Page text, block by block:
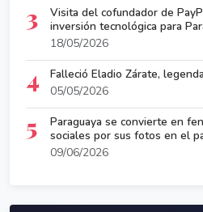
3
Visita del cofundador de
inversión tecnológica para
18/05/2026
4
Falleció Eladio Zárate,
05/05/2026
5
Paraguaya se convierte en
sociales por sus fotos en el
09/06/2026